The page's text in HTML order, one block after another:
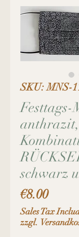
SKU: MNS-
Festtags-
schwarz
€8.00Price
Sales Tax
zzgl.